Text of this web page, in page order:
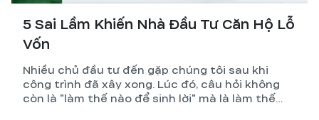
5 Sai Lầm Khiến Nhà Đầu Tư Căn Hộ Lỗ
Vốn
Nhiều chủ đầu tư đến gặp chúng tôi sau khi
công trình đã xây xong. Lúc đó, câu hỏi không
còn là "làm thế nào để sinh lời" mà là làm thế